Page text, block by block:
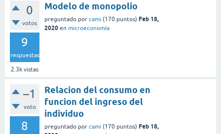
0
votos
9
respuestas
2.3k vistas
Modelo de monopolio
preguntado por cami (170 puntos) Feb 18,
2020 en microeconomía
–1
voto
8
Relacion del consumo en
funcion del ingreso del
individuo
preguntado por cami (170 puntos) Feb 18,